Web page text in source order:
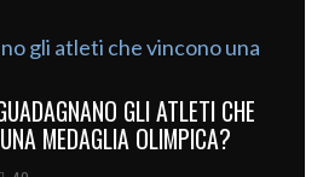
GLI ATLETI CHE
MEDAGLIA OLIMPICA?